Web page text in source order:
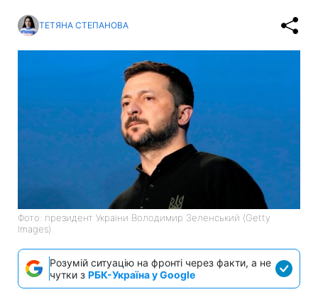
ТЕТЯНА СТЕПАНОВА
Фото: президент України Володимир Зеленський (Getty
Images)
Розумій ситуацію на фронті через факти, а не
чутки з РБК-Україна у Google